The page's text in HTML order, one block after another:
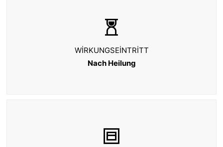
WIRKUNGSEINTRITT
Nach Heilung